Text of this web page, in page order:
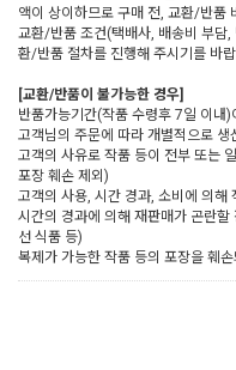
액이 상이하므로 구매 전, 교환/반품
교환/반품 조건(택배사, 배송비 부담
환/반품 절차를 진행해 주시기를 바
[교환/반품이 불가능한 경우]
반품가능기간(작품 수령후 7일 이내)
고객님의 주문에 따라 개별적으로
고객의 사유로 작품 등이 전부 또는
포장 훼손 제외)
고객의 사용, 시간 경과, 소비에 의
시간의 경과에 의해 재판매가 곤란
선 식품 등)
복제가 가능한 작품 등의 포장을 훼